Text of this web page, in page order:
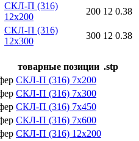
СКЛ-П (316)
12х200
200 12 0.38
СКЛ-П (316)
12х300
300 12 0.38
товарные позиции .stp
СКЛ-П (316) 7х200
СКЛ-П (316) 7х300
СКЛ-П (316) 7х450
СКЛ-П (316) 7х600
СКЛ-П (316) 12х200